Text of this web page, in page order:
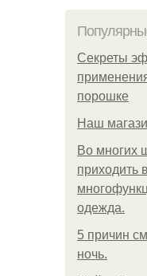
Секреты
порошке
Нaш
Во многих
приходить
одежда.
5 причин
ночь.